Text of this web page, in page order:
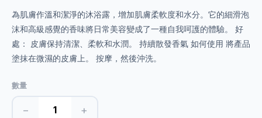
為肌膚作溫和潔淨的沐浴露，增加肌膚柔軟度和水分。它的細滑泡
沫和高級感覺的香味將日常美容變成了一種自我呵護的體驗。 好
處： 皮膚保持清潔、柔軟和水潤。 持續散發香氣 如何使用 將產品
塗抹在微濕的皮膚上。 按摩，然後沖洗。
數量
− +